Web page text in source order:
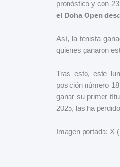
pronóstico y con
el Doha Open
Así, la tenista
quienes ganaron
Tras esto, este
posición número
ganar su primer
2025, las ha
Imagen portada: X